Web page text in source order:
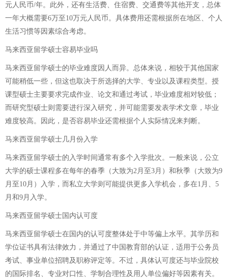
元人民币/年。此外，还有生活费、住宿费、交通费等其他开支，总体
一年大概需要6万至10万元人民币。具体费用还需根据所在地区、个人
生活习惯等因素综合考虑。
马来西亚留学硕士容易毕业吗
马来西亚留学硕士的毕业难度因人而异。总体来说，相较于其他国家
可能稍低一些，但这也取决于所选择的大学、专业以及课程类型。授
课型硕士主要要求完成作业、论文和通过考试，毕业难度相对较低；
而研究型硕士则需要进行深入研究，并可能需要发表学术文章，毕业
难度较高。因此，是否容易毕业还需根据个人实际情况来判断。
马来西亚留学硕士几月份入学
马来西亚留学硕士的入学时间通常有多个入学批次。一般来说，公立
大学的硕士课程多在每年的春季（大致为2月至3月）和秋季（大致为9
月至10月）入学，而私立大学则可能提供更多入学机会，多在1月、5
月和9月入学。
马来西亚留学硕士国内认可度
马来西亚留学硕士在国内的认可度整体处于中等偏上水平。其学历和
学位证书具有法律效力，并通过了中国教育部的认证，适用于公务员
考试、事业单位招聘及职称评定等。不过，具体认可度还与毕业院校
的国际排名、专业对口性、学制合理性及用人单位偏好等因素有关。